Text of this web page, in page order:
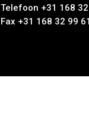
Telefoon +31 168
Fax +31 168 32 99 61